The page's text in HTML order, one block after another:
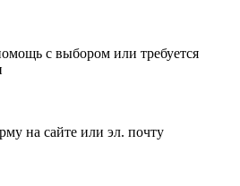
с выбором или требуется
на сайте или эл. почту